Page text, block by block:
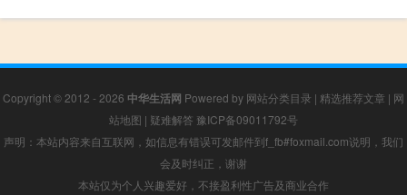
Copyright © 2012 - 2026 中华生活网 Powered by 网站分类目录 | 精选推荐文章 | 网
站地图 | 疑难解答 豫ICP备09011792号
声明：本站内容来自互联网，如信息有错误可发邮件到f_fb#foxmail.com说明，我们
会及时纠正，谢谢
本站仅为个人兴趣爱好，不接盈利性广告及商业合作